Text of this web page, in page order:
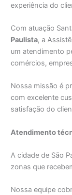
experiência do
Com atuação
Paulista, a
um atendimento
comércios,
Nossa missão é
com excelente
satisfação do
Atendimento
A cidade de São
zonas que
Nossa equipe